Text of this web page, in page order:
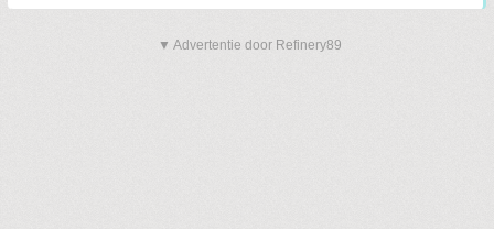
▼ Advertentie door Refinery89